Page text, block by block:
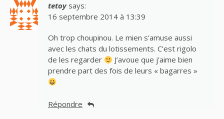
tetoy says:
16 septembre 2014 à 13:39
Oh trop choupinou. Le mien s’amuse aussi
avec les chats du lotissements. C’est rigolo
de les regarder
J’avoue que j’aime bien
prendre part des fois de leurs « bagarres »
Répondre